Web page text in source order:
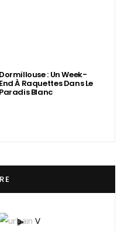
Dormillouse : Un Week-
End À Raquettes Dans Le
Paradis Blanc